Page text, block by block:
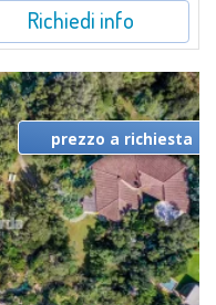
Richiedi info
prezzo a richiesta